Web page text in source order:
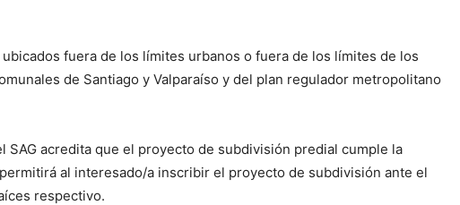
fuera de los límites urbanos o fuera de los límites de los
de Santiago y Valparaíso y del plan regulador metropolitano
SAG acredita que el proyecto de subdivisión predial cumple la
al interesado/a inscribir el proyecto de subdivisión ante el
respectivo.